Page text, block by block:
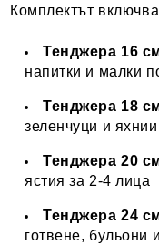
Комплектът
Тенджера 16
напитки и малки
Тенджера 18
зеленчуци и яхнии
Тенджера 20
ястия за 2-4 лица
Тенджера 24
готвене, бульони